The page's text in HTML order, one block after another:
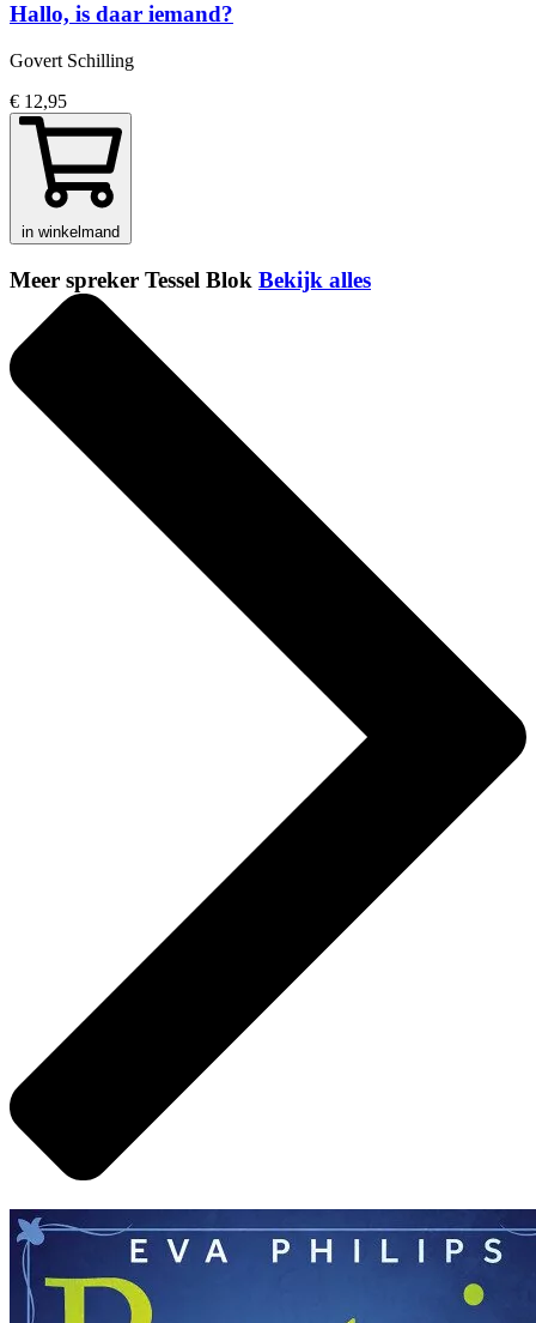
Hallo, is daar iemand?
Govert Schilling
€ 12,95
in winkelmand
Meer spreker Tessel Blok Bekijk alles